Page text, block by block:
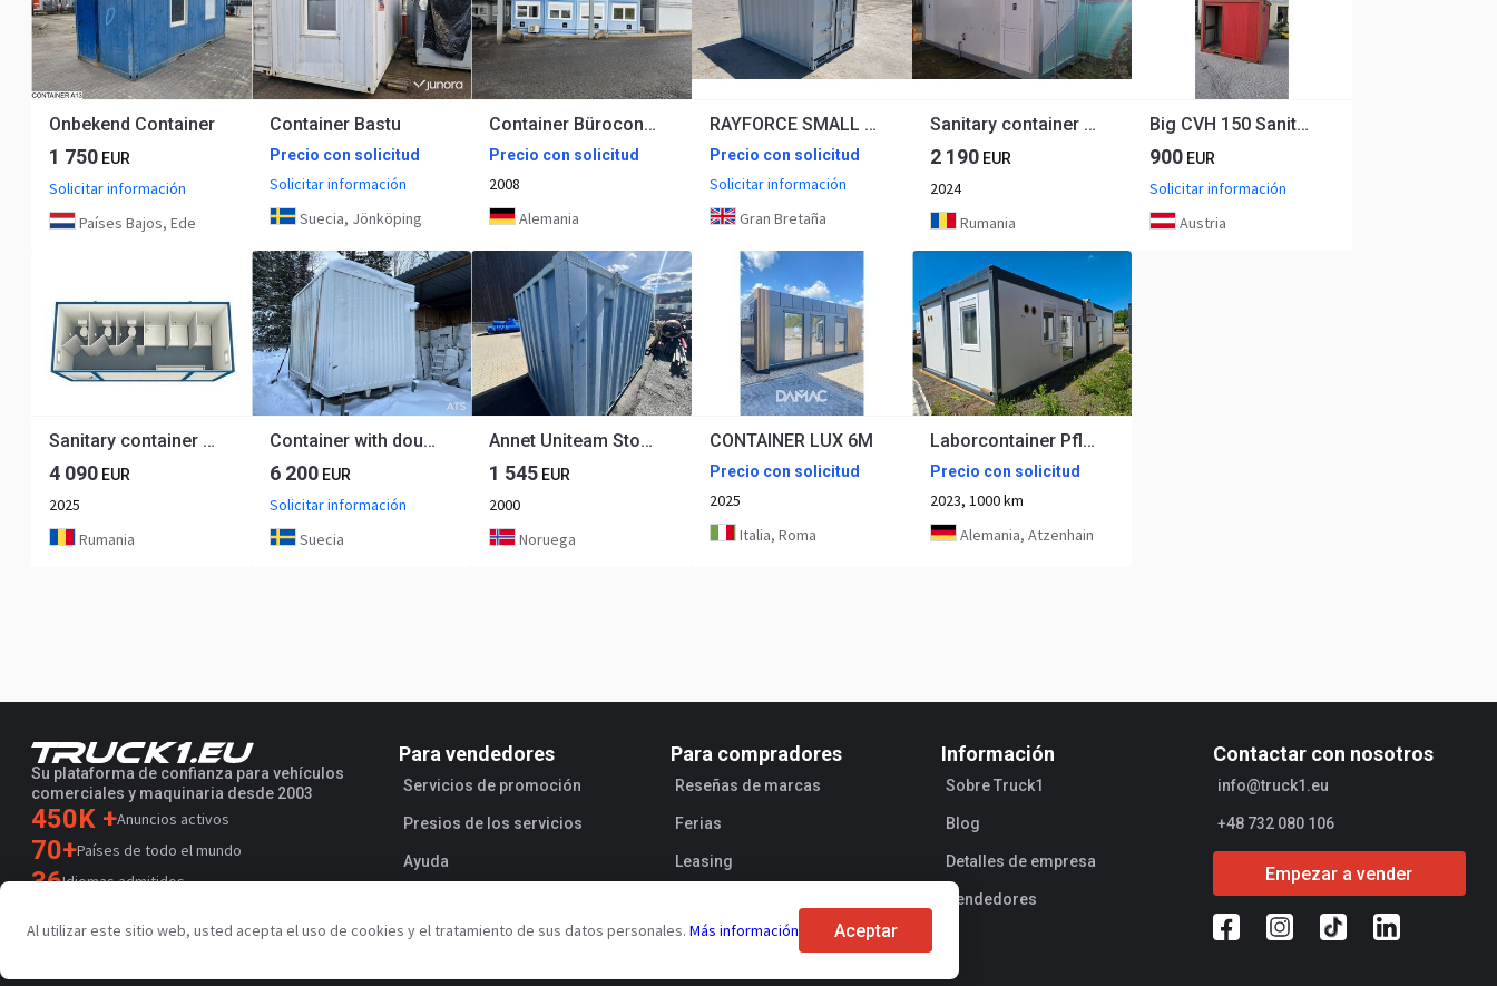
Onbekend Container
1 750 EUR
Solicitar información
Países Bajos, Ede
Container Bastu
Precio con solicitud
Solicitar información
Suecia, Jönköping
Container Büroconteiner
Precio con solicitud
2008
Alemania
RAYFORCE SMALL OFFICE CONTAINER
Precio con solicitud
Solicitar información
Gran Bretaña
Sanitary container Men / Women
2 190EUR
2024
Rumania
Big CVH 150 Sanitär Container
900 EUR
Solicitar información
Austria
Sanitary container 6 meters
4 090 EUR
2025
Rumania
Container with double diesel tanks
6 200EUR
Solicitar información
Suecia
Annet Uniteam Storage container
1 545 EUR
2000
Noruega
CONTAINER LUX 6M
Precio con solicitud
2025
Italia, Roma
Laborcontainer Pflege und Behandlung container
Precio con solicitud
2023, 1000 km
Alemania, Atzenhain
Su plataforma de confianza para vehículos
comerciales y maquinaria desde 2003
450K +Anuncios activos
70+Países de todo el mundo
36Idiomas admitidos
4.7/5
Trustpilot
Para vendedores
Servicios de promoción
Presios de los servicios
Ayuda
Para compradores
Reseñas de marcas
Ferias
Leasing
Información
Sobre Truck1
Blog
Detalles de empresa
Vendedores
Contactar con nosotros
info@truck1.eu
+48 732 080 106
Empezar a vender
Al utilizar este sitio web, usted acepta el uso de cookies y el tratamiento de sus datos personales. Más información Aceptar